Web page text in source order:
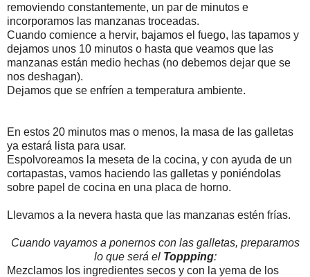
removiendo constantemente, un par de minutos e
incorporamos las manzanas troceadas.
Cuando comience a hervir, bajamos el fuego, las tapamos y
dejamos unos 10 minutos o hasta que veamos que las
manzanas están medio hechas (no debemos dejar que se
nos deshagan).
Dejamos que se enfríen a temperatura ambiente.
En estos 20 minutos mas o menos, la masa de las galletas
ya estará lista para usar.
Espolvoreamos la meseta de la cocina, y con ayuda de un
cortapastas, vamos haciendo las galletas y poniéndolas
sobre papel de cocina en una placa de horno.
Llevamos a la nevera hasta que las manzanas estén frías.
Cuando vayamos a ponernos con las galletas, preparamos
lo que será el Toppping:
Mezclamos los ingredientes secos y con la yema de los